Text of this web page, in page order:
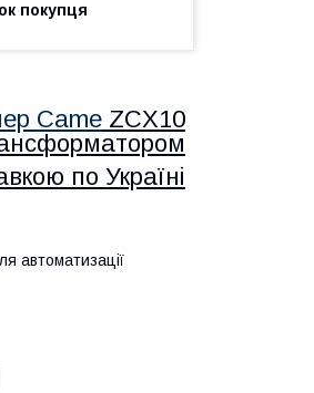
покупця
Came ZCX10
по Україні
автоматизації